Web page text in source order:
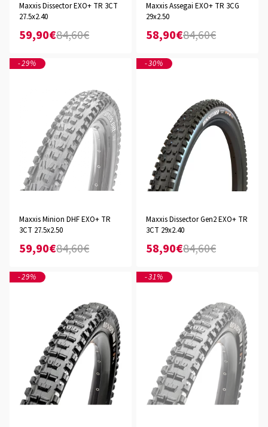
Maxxis Dissector EXO+ TR 3CT
27.5x2.40
59,90€84,60€
Maxxis Assegai EXO+ TR 3CG
29x2.50
58,90€84,60€
-29%
Maxxis Minion DHF EXO+ TR
3CT 27.5x2.50
59,90€84,60€
-30%
Maxxis Dissector Gen2 EXO+ TR
3CT 29x2.40
58,90€84,60€
-29% -31%